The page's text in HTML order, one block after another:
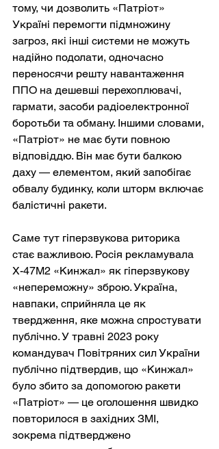
тому, чи дозволить «Патріот»
Україні перемогти підмножину
загроз, які інші системи не можуть
надійно подолати, одночасно
переносячи решту навантаження
ППО на дешевші перехоплювачі,
гармати, засоби радіоелектронної
боротьби та обману. Іншими словами,
«Патріот» не має бути повною
відповіддю. Він має бути балкою
даху — елементом, який запобігає
обвалу будинку, коли шторм включає
балістичні ракети.
Саме тут гіперзвукова риторика
стає важливою. Росія рекламувала
Х-47М2 «Кинжал» як гіперзвукову
«непереможну» зброю. Україна,
навпаки, сприйняла це як
твердження, яке можна спростувати
публічно. У травні 2023 року
командувач Повітряних сил України
публічно підтвердив, що «Кинжал»
було збито за допомогою ракети
«Патріот» — це оголошення швидко
повторилося в західних ЗМІ,
зокрема підтверджено